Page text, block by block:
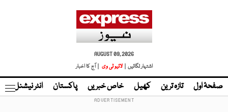
AUGUST 09, 2026
اشتہار لگائیں |
لائیو ٹی وی | آج کا اخبار
صفحۂ اول تازہ ترین کھیل خاص خبریں پاکستان انٹر نیشنل